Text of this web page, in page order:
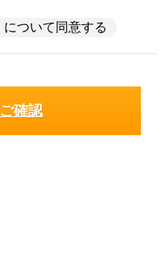
について同意する